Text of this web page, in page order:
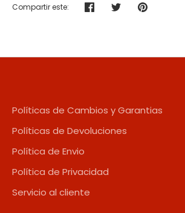
Compartir este: CompartirTuitearHacer
Políticas de Cambios y Garantias
Políticas de Devoluciones
Política de Envio
Política de Privacidad
Servicio al cliente